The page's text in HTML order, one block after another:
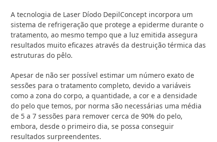
A tecnologia de Laser Díodo DepilConcept incorpora um
sistema de refrigeração que protege a epiderme durante o
tratamento, ao mesmo tempo que a luz emitida assegura
resultados muito eficazes através da destruição térmica das
estruturas do pêlo.
Apesar de não ser possível estimar um número exato de
sessões para o tratamento completo, devido a variáveis
como a zona do corpo, a quantidade, a cor e a densidade
do pelo que temos, por norma são necessárias uma média
de 5 a 7 sessões para remover cerca de 90% do pelo,
embora, desde o primeiro dia, se possa conseguir
resultados surpreendentes.